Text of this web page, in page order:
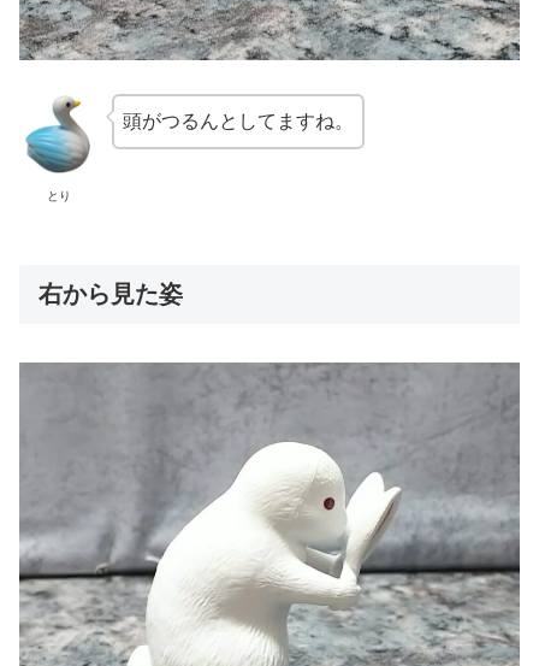
とり
頭がつるんとしてますね。
右から見た姿